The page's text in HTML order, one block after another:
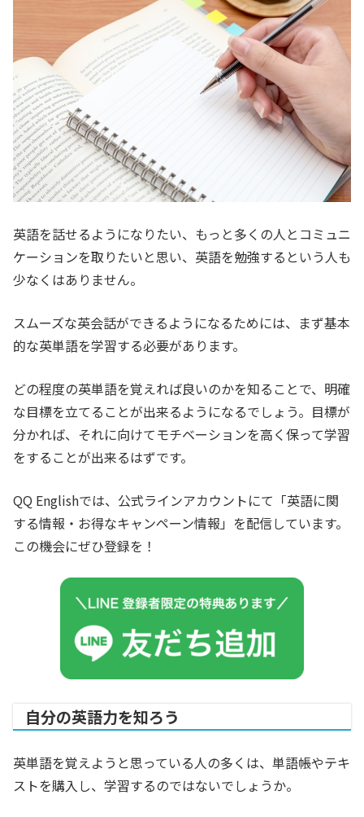
英語を話せるようになりたい、もっと多くの人とコミュニ
ケーションを取りたいと思い、英語を勉強するという人も
少なくはありません。
スムーズな英会話ができるようになるためには、まず基本
的な英単語を学習する必要があります。
どの程度の英単語を覚えれば良いのかを知ることで、明確
な目標を立てることが出来るようになるでしょう。目標が
分かれば、それに向けてモチベーションを高く保って学習
をすることが出来るはずです。
QQ Englishでは、公式ラインアカウントにて「英語に関
する情報・お得なキャンペーン情報」を配信しています。
この機会にぜひ登録を！
自分の英語力を知ろう
英単語を覚えようと思っている人の多くは、単語帳やテキ
ストを購入し、学習するのではないでしょうか。